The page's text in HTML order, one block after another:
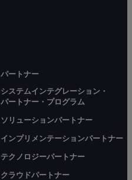
パートナー
システムインテグレーション・
パートナー・プログラム
ソリューションパートナー
インプリメンテーションパートナー
テクノロジーパートナー
クラウドパートナー